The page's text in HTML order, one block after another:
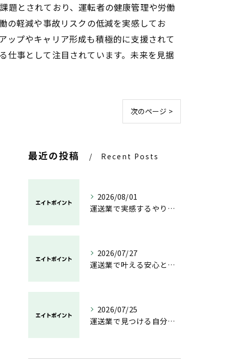
題とされており、運転者の健康管理や労働
の軽減や事故リスクの低減を実感してお
ップやキャリア形成も積極的に支援されて
仕事として注目されています。未来を見据
次のページ >
最近の投稿 Recent Posts
2026/08/01
運送業で実感するやりがいと成長の魅力
2026/07/27
運送業で叶える安心と成長のキャリア
2026/07/25
運送業で見つける自分らしい働き方と安定の未来